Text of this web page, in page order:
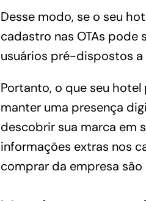
Desse modo, se o seu
cadastro nas OTAs pode
usuários pré-dispostos a
Portanto, o que seu hotel
manter uma presença
descobrir sua marca em
informações extras nos
comprar da empresa são